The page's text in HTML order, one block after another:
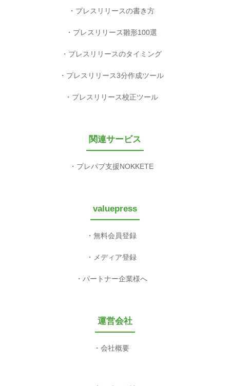
プレスリリースの書き方
プレスリリース雛形100選
プレスリリースのタイミング
プレスリリース3分作成ツール
プレスリリース校正ツール
関連サービス
プレパブ支援NOKKETE
valuepress
無料会員登録
メディア登録
パートナー企業様へ
運営会社
会社概要